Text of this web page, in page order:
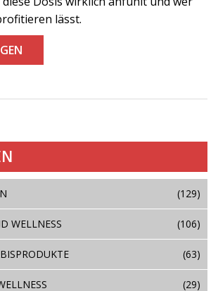
lässt.
(129)
WELLNESS (106)
(63)
(29)